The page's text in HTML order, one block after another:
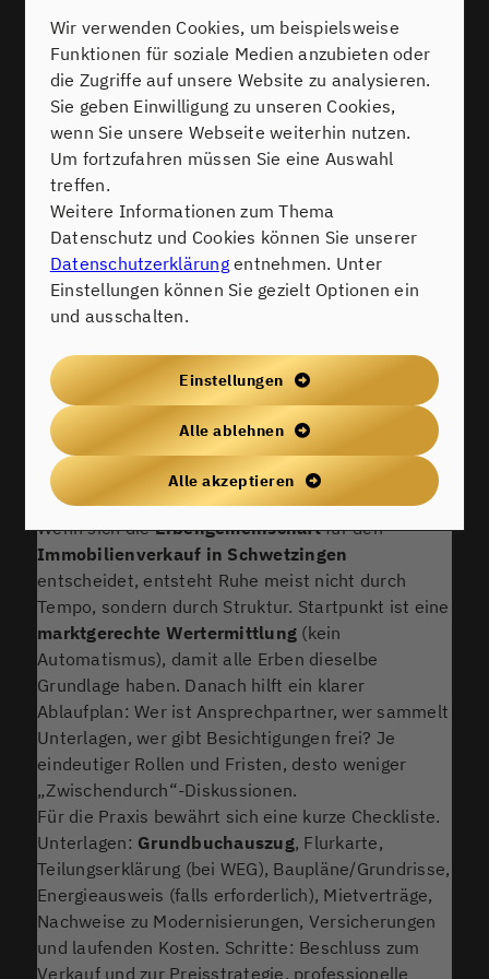
IMMOBILIENVERKAUF IN
SCHWETZINGEN STRUKTURIERT
UNTERLAGEN UND
KONFLIKTBREMSEN
Vom marktgerechten Gutachten über die Vermarktung bis zum
Notartermin: eine praxistaugliche Checkliste für den Verkauf einer
geerbten Immobilie – inkl. Hinweis, wie sich eine Teilungsversteigerung
oft vermeiden lässt..
Wenn sich dieErbengemeinschaftfür den
Immobilienverkauf in Schwetzingen
entscheidet, entsteht Ruhe meist nicht durch
Tempo, sondern durch Struktur. Startpunkt ist eine
marktgerechte Wertermittlung (kein
Automatismus), damit alle Erben dieselbe
Grundlage haben. Danach hilft ein klarer
Ablaufplan: Wer ist Ansprechpartner, wer sammelt
Unterlagen, wer gibt Besichtigungen frei? Je
eindeutiger Rollen und Fristen, desto weniger
„Zwischendurch“-Diskussionen.
Für die Praxis bewährt sich eine kurze Checkliste.
Unterlagen: Grundbuchauszug, Flurkarte,
Teilungserklärung (bei WEG), Baupläne/Grundrisse,
Energieausweis (falls erforderlich), Mietverträge,
Nachweise zu Modernisierungen, Versicherungen
und laufenden Kosten. Schritte: Beschluss zum
Verkauf und zur Preisstrategie, professionelle
Wir verwenden Cookies, um beispielsweise
Funktionen für soziale Medien anzubieten oder
die Zugriffe auf unsere Website zu analysieren.
Sie geben Einwilligung zu unseren Cookies,
wenn Sie unsere Webseite weiterhin nutzen.
Um fortzufahren müssen Sie eine Auswahl
treffen.
Weitere Informationen zum Thema
Datenschutz und Cookies können Sie unserer
Datenschutzerklärungentnehmen. Unter
Einstellungen können Sie gezielt Optionen ein
und ausschalten.
Einstellungen
Alle ablehnen
Alle akzeptieren